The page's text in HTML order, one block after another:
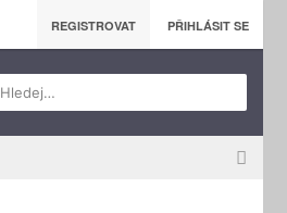
REGISTROVAT PŘIHLÁSIT SE
Hledej…